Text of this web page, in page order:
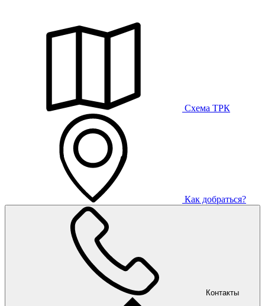
Схема ТРК
Как добраться?
Контакты